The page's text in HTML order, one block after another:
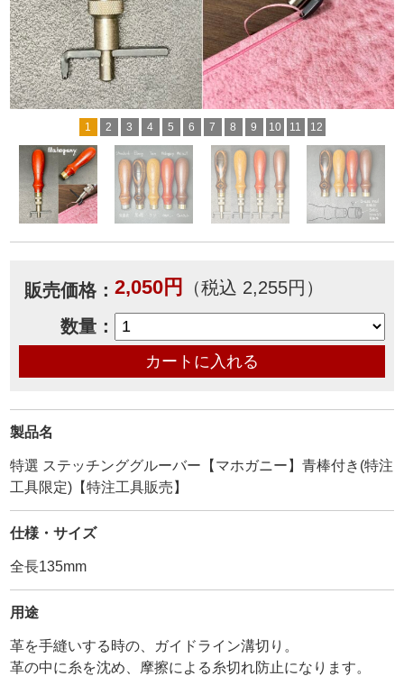
1 2 3 4 5 6 7 8 9 10 11 12
販売価格： 2,050円
（税込 2,255円）
数量：
製品名
特選 ステッチンググルーバー【マホガニー】青棒付き(特注
工具限定)【特注工具販売】
仕様・サイズ
全長135mm
用途
革を手縫いする時の、ガイドライン溝切り。
革の中に糸を沈め、摩擦による糸切れ防止になります。